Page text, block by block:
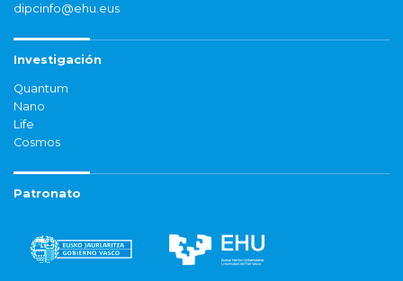
dipcinfo@ehu.eus
Investigación
Quantum
Nano
Life
Cosmos
Patronato